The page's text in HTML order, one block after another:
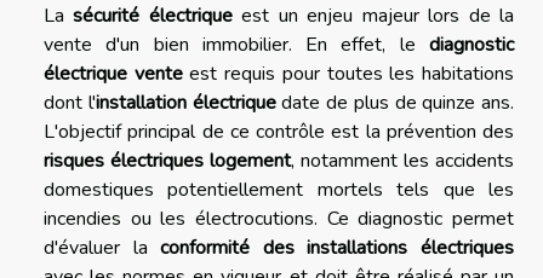
Lasécurité électriqueest un enjeu majeur lors de la
vente d'un bien immobilier. En effet, le diagnostic
électrique venteest requis pour toutes les habitations
dont l'installation électriquedate de plus de quinze ans.
L'objectif principal de ce contrôle est la prévention des
risques électriques logement, notamment les accidents
domestiques potentiellement mortels tels que les
incendies ou les électrocutions. Ce diagnostic permet
d'évaluer laconformité des installations électriques